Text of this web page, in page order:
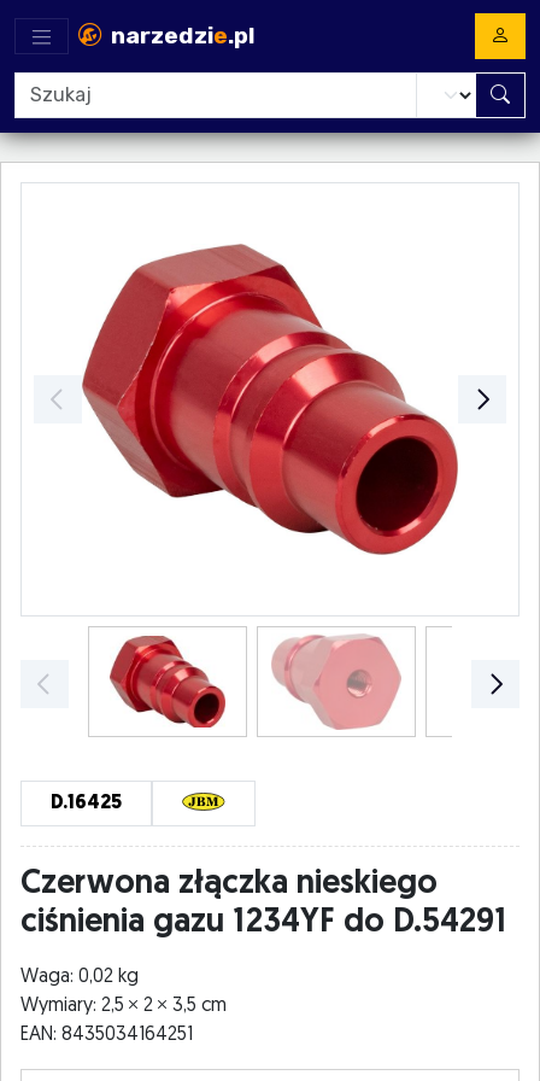
narzedzie.pl
D.16425
Czerwona złączka nieskiego
ciśnienia gazu 1234YF do D.54291
Waga: 0,02 kg
Wymiary: 2,5
2
3,5 cm
EAN: 8435034164251